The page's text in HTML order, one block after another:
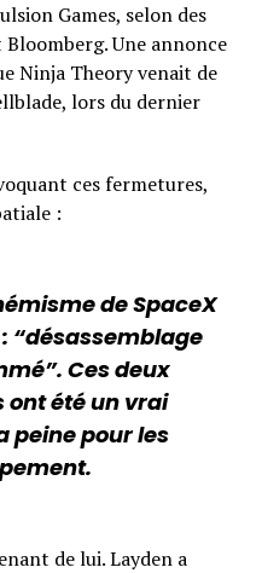
Games, selon des
Une annonce
Ninja Theory venait de
lors du dernier
ces fermetures,
:
de SpaceX
“désassemblage
Ces deux
ont été un vrai
peine pour les
de lui. Layden a